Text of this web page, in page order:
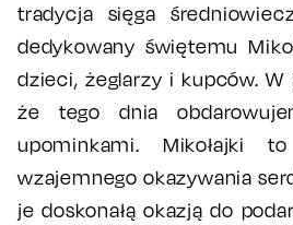
tradycja sięga
dedykowany świętemu
dzieci, żeglarzy i kupców. W
że tego dnia
upominkami. Mikołajki
wzajemnego okazywania
je doskonałą okazją do